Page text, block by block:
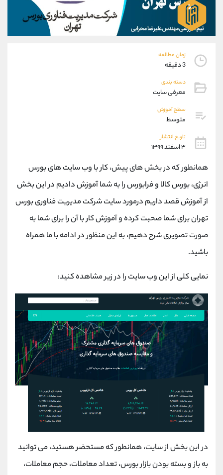
زمان مطالعه
3 دقیقه
دسته بندی
معرفی سایت
سطح آموزش
متوسط
تاریخ انتشار
۳ اسفند ۱۳۹۹
همانطور که در بخش های پیش، کار با وب سایت های بورس
انرژی، بورس کالا و فرابورس را به شما آموزش دادیم در این بخش
از آموزش قصد داریم درمورد سایت شرکت مدیریت فناوری بورس
تهران برای شما صحبت کرده و آموزش کار با آن را برای شما به
صورت تصویری شرح دهیم، به این منظور در ادامه با ما همراه
باشید.
نمایی کلی از این وب سایت را در زیر مشاهده کنید:
در این بخش از سایت، همانطور که مستحضر هستید، می توانید
به باز و بسته بودن بازار بورس، تعداد معاملات، حجم معاملات،
09101364784
واتساپ شروع گفتگو
تلگرام @Armteam_admin_104
پشتیبان فروش
موبایل
واتساپ
داخلی
اطلاعات تماس (دفتر فروش)
تلفن 021-22021030
بدون پیش شماره 90001030
اینستاگرام @alireza.mehrabii
کانال تلگرام @alirezamehrabi_com